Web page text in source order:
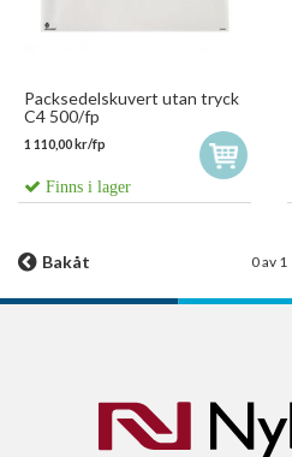
Packsedelskuvert utan tryck
C4 500/fp
1 110,00 kr/fp
Finns i lager
Bakåt 0 av 1